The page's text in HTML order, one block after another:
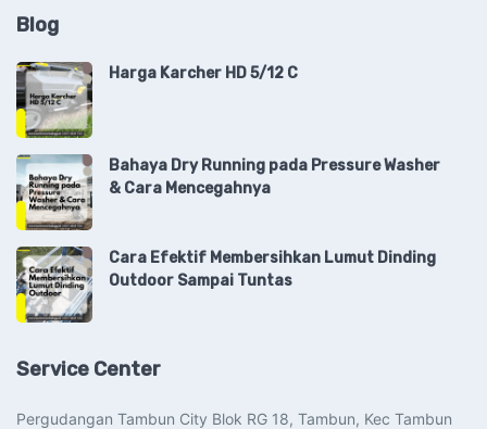
Blog
Harga Karcher HD 5/12 C
Bahaya Dry Running pada Pressure Washer
& Cara Mencegahnya
Cara Efektif Membersihkan Lumut Dinding
Outdoor Sampai Tuntas
Service Center
Pergudangan Tambun City Blok RG 18, Tambun, Kec Tambun